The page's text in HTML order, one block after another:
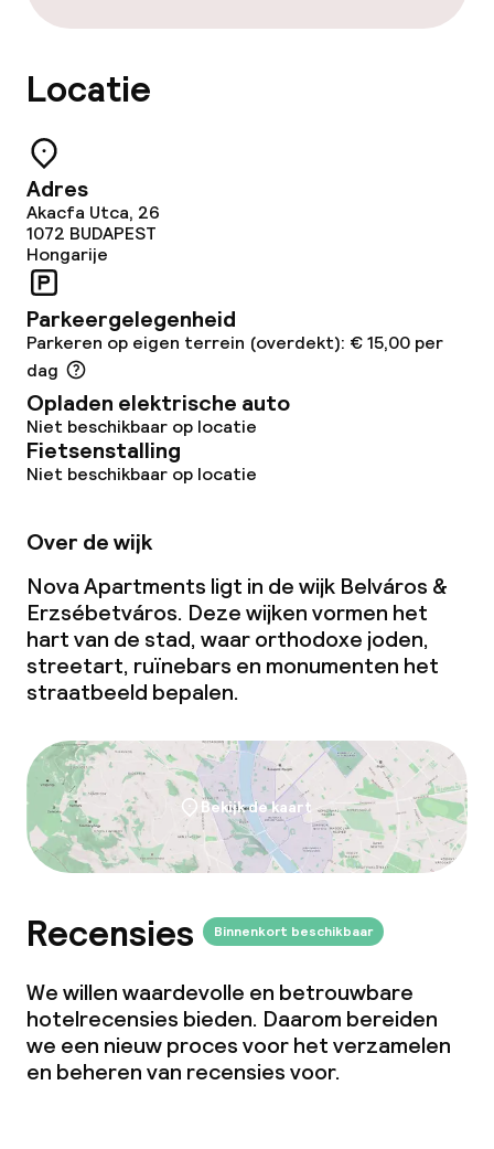
Locatie
Adres
Akacfa Utca, 26
1072 BUDAPEST
Hongarije
Parkeergelegenheid
Parkeren op eigen terrein (overdekt): € 15,00 per
dag
Opladen elektrische auto
Niet beschikbaar op locatie
Fietsenstalling
Niet beschikbaar op locatie
Over de wijk
Nova Apartments ligt in de wijk Belváros &
Erzsébetváros. Deze wijken vormen het
hart van de stad, waar orthodoxe joden,
streetart, ruïnebars en monumenten het
straatbeeld bepalen.
Bekijk de kaart
Recensies Binnenkort beschikbaar
We willen waardevolle en betrouwbare
hotelrecensies bieden. Daarom bereiden
we een nieuw proces voor het verzamelen
en beheren van recensies voor.